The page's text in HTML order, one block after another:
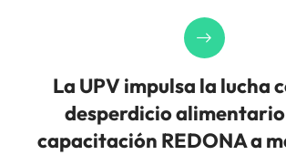
La UPV impulsa la lucha
desperdicio
capacitación REDONA a